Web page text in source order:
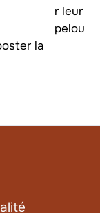
r leur
pelou
la